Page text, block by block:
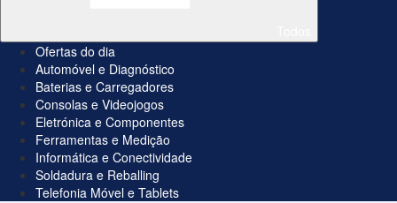
Ofertas do dia
Automóvel e Diagnóstico
Baterias e Carregadores
Consolas e Videojogos
Eletrónica e Componentes
Ferramentas e Medição
Informática e Conectividade
Soldadura e Reballing
Telefonia Móvel e Tablets